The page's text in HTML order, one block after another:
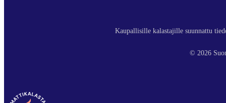
Kaupallisille kalastajille suunnattu
© 2026